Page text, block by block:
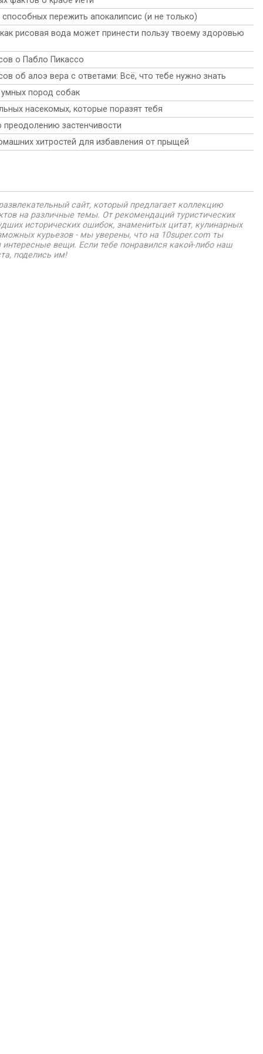
способных пережить апокалипсис (и не только)
рисовая вода может принести пользу твоему здоровью
о Пабло Пикассо
об алоэ вера с ответами: Всё, что тебе нужно знать
пород собак
насекомых, которые поразят тебя
преодолению застенчивости
хитростей для избавления от прыщей
сайт, который предлагает коллекцию
на различные темы. От рекомендаций туристических
исторических ошибок, знаменитых цитат, кулинарных
курьезов - мы уверены, что на 10super.com ты
вещи. Если тебе понравился какой-либо наш
поделись им!